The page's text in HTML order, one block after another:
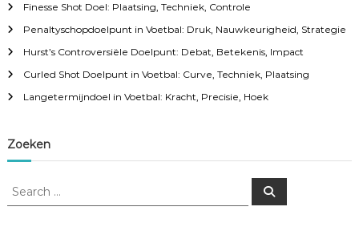
Finesse Shot Doel: Plaatsing, Techniek, Controle
Penaltyschopdoelpunt in Voetbal: Druk, Nauwkeurigheid, Strategie
Hurst’s Controversiële Doelpunt: Debat, Betekenis, Impact
Curled Shot Doelpunt in Voetbal: Curve, Techniek, Plaatsing
Langetermijndoel in Voetbal: Kracht, Precisie, Hoek
Zoeken
S
S